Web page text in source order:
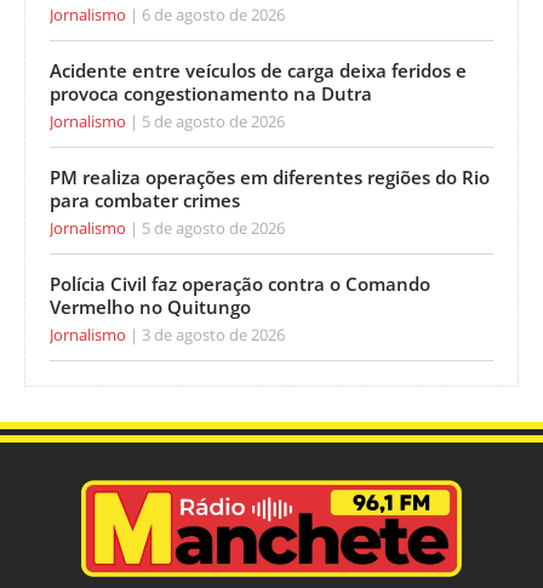
Jornalismo 6 de agosto de 2026
Acidente entre veículos de carga deixa feridos e
provoca congestionamento na Dutra
Jornalismo 5 de agosto de 2026
PM realiza operações em diferentes regiões do Rio
para combater crimes
Jornalismo 5 de agosto de 2026
Polícia Civil faz operação contra o Comando
Vermelho no Quitungo
Jornalismo 3 de agosto de 2026